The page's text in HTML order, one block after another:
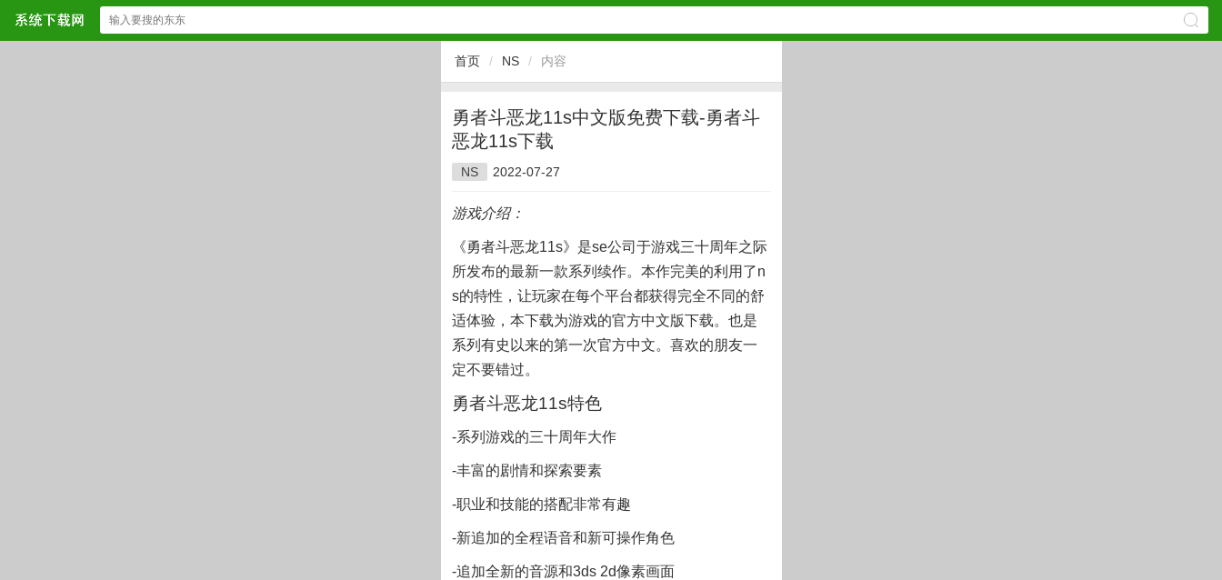
首页 / NS / 内容
勇者斗恶龙11s中文版免费下载-勇者斗
恶龙11s下载
NS 2022-07-27
游戏介绍：
《勇者斗恶龙11s》是se公司于游戏三十周年之际
所发布的最新一款系列续作。本作完美的利用了n
s的特性，让玩家在每个平台都获得完全不同的舒
适体验，本下载为游戏的官方中文版下载。也是
系列有史以来的第一次官方中文。喜欢的朋友一
定不要错过。
勇者斗恶龙11s特色
-系列游戏的三十周年大作
-丰富的剧情和探索要素
-职业和技能的搭配非常有趣
-新追加的全程语音和新可操作角色
-追加全新的音源和3ds 2d像素画面